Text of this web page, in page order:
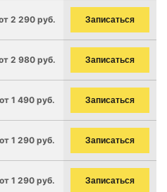
2 290 руб. Записаться
2 980 руб. Записаться
от 1 490 руб. Записаться
от 1 290 руб. Записаться
от 1 290 руб. Записаться